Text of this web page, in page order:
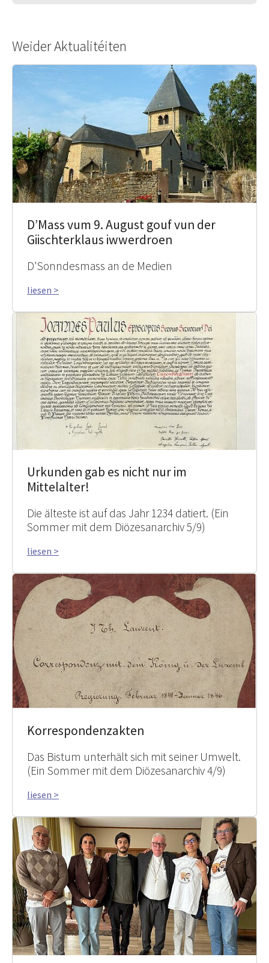
Weider Aktualitéiten
D’Mass vum 9. August gouf vun der
Giischterklaus iwwerdroen
D'Sonndesmass an de Medien
liesen >
Urkunden gab es nicht nur im
Mittelalter!
Die älteste ist auf das Jahr 1234 datiert. (Ein
Sommer mit dem Diözesanarchiv 5/9)
liesen >
Korrespondenzakten
Das Bistum unterhält sich mit seiner Umwelt.
(Ein Sommer mit dem Diözesanarchiv 4/9)
liesen >